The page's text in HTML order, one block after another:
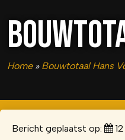
Home» Bouwtotaal Hans
Bericht geplaatst op: